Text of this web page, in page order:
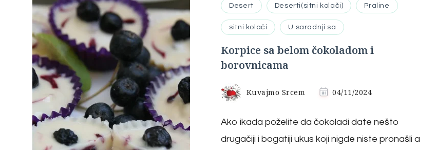
Desert Deserti(sitni kolači) Praline
sitni kolači U saradnji sa
Korpice sa belom čokoladom i
borovnicama
Kuvajmo Srcem 04/11/2024
Ako ikada poželite da čokoladi date nešto
drugačiji i bogatiji ukus koji nigde niste pronašli a